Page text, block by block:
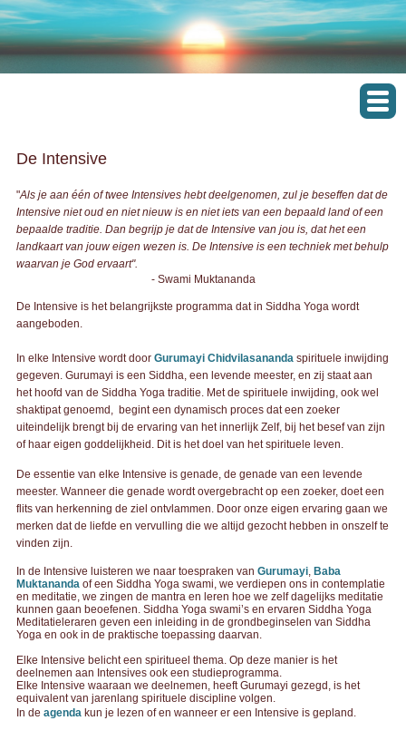
De Intensive
"Als je aan één of twee Intensives hebt deelgenomen, zul je beseffen dat de
Intensive niet oud en niet nieuw is en niet iets van een bepaald land of een
bepaalde traditie. Dan begrijp je dat de Intensive van jou is, dat het een
landkaart van jouw eigen wezen is. De Intensive is een techniek met behulp
waarvan je God ervaart".
- Swami Muktananda
De Intensive is het belangrijkste programma dat in Siddha Yoga wordt
aangeboden.
In elke Intensive wordt door Gurumayi Chidvilasanandaspirituele inwijding
gegeven. Gurumayi is een Siddha, een levende meester, en zij staat aan
het hoofd van de Siddha Yoga traditie. Met de spirituele inwijding, ook wel
shaktipat genoemd, begint een dynamisch proces dat een zoeker
uiteindelijk brengt bij de ervaring van het innerlijk Zelf, bij het besef van zijn
of haar eigen goddelijkheid. Dit is het doel van het spirituele leven.
De essentie van elke Intensive is genade, de genade van een levende
meester. Wanneer die genade wordt overgebracht op een zoeker, doet een
flits van herkenning de ziel ontvlammen. Door onze eigen ervaring gaan we
merken dat de liefde en vervulling die we altijd gezocht hebben in onszelf te
vinden zijn.
In de Intensive luisteren we naar toespraken van Gurumayi, Baba
Muktanandaof een Siddha Yoga swami, we verdiepen ons in contemplatie
en meditatie, we zingen de mantra en leren hoe we zelf dagelijks meditatie
kunnen gaan beoefenen. Siddha Yoga swami’s en ervaren Siddha Yoga
Meditatieleraren geven een inleiding in de grondbeginselen van Siddha
Yoga en ook in de praktische toepassing daarvan.
Elke Intensive belicht een spiritueel thema. Op deze manier is het
deelnemen aan Intensives ook een studieprogramma.
Elke Intensive waaraan we deelnemen, heeft Gurumayi gezegd, is het
equivalent van jarenlang spirituele discipline volgen.
In de agendakun je lezen of en wanneer er een Intensive is gepland.